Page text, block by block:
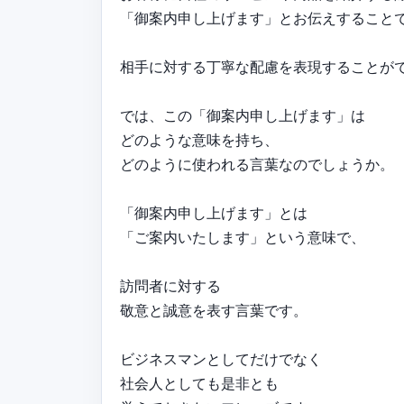
「御案内申し上げます」とお伝えすることで
相手に対する丁寧な配慮を表現することが
では、この「御案内申し上げます」は
どのような意味を持ち、
どのように使われる言葉なのでしょうか。
「御案内申し上げます」とは
「ご案内いたします」という意味で、
訪問者に対する
敬意と誠意を表す言葉です。
ビジネスマンとしてだけでなく
社会人としても是非とも